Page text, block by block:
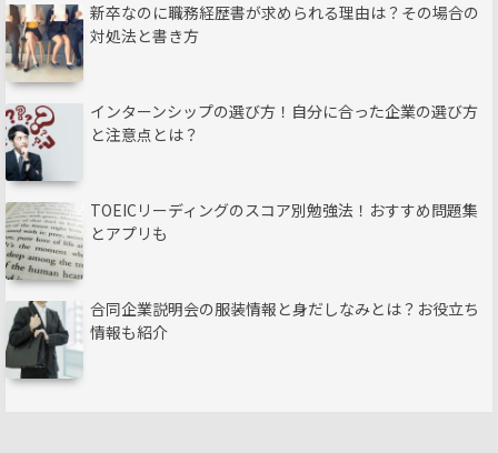
新卒なのに職務経歴書が求められる理由は？その場合の
対処法と書き方
インターンシップの選び方！自分に合った企業の選び方
と注意点とは？
TOEICリーディングのスコア別勉強法！おすすめ問題集
とアプリも
合同企業説明会の服装情報と身だしなみとは？お役立ち
情報も紹介